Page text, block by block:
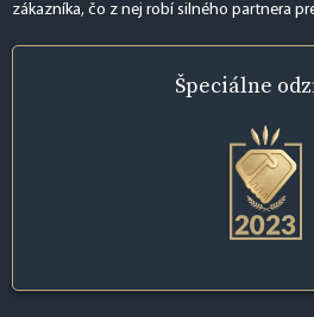
zákazníka, čo z nej robí silného partnera
Špeciálne